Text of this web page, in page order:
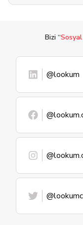
Bizi “
@lookum